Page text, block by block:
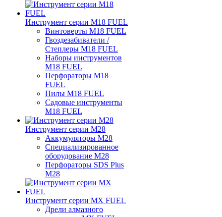
Инструмент серии M18 FUEL
Винтоверты M18 FUEL
Гвоздезабиватели /
Степлеры M18 FUEL
Наборы инструментов
M18 FUEL
Перфораторы M18
FUEL
Пилы M18 FUEL
Садовые инструменты
M18 FUEL
Инструмент серии M28
Аккумуляторы M28
Специализированное
оборудование M28
Перфораторы SDS Plus
M28
Инструмент серии MX FUEL
Дрели алмазного